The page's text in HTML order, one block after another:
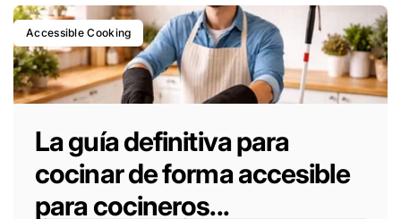
La guía definitiva para
cocinar de forma accesible
para cocineros...
Accessible Cooking